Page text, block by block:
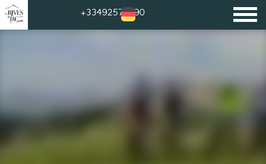
Kontaktieren Sie uns
+33492572090